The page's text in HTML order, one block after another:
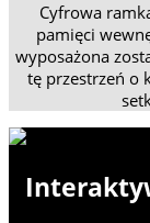
Cyfrowa
pamięci
wyposażona
tę przestrzeń o